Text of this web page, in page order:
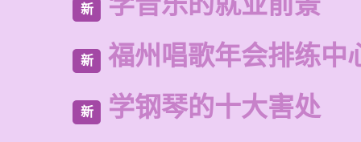
新
新 福州唱歌年会排练中
新 学钢琴的十大害处